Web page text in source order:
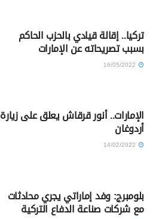
تركيا.. إقالة قيادي بالحزب الحاكم
بسبب تصريحاته عن الإمارات
الإمارات.. أنور قرقاش يعلق على زيارة
أردوغان
بلومبرج: وفد إماراتي يجري محادثات
مع شركات صناعة الدفاع التركية